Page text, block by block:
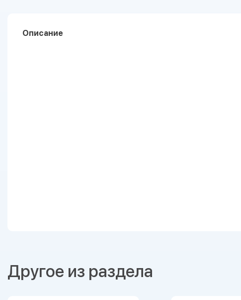
Описание
Другое из раздела